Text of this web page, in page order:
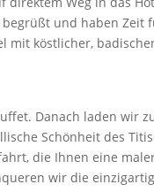
begrüßt und haben Zeit
mit köstlicher,
Danach laden wir
Schönheit des
die Ihnen eine
wir die